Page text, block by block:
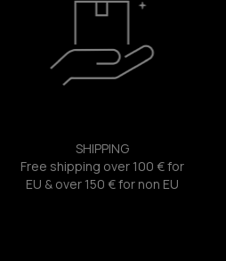
SHIPPING
Free shipping over 100 € for
EU & over 150 € for non EU